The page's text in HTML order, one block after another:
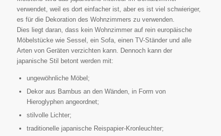
verwendet, weil es dort einfacher ist, aber es ist viel schwieriger,
es für die Dekoration des Wohnzimmers zu verwenden.
Dies liegt daran, dass kein Wohnzimmer auf rein europäische
Möbelstücke wie Sessel, ein Sofa, einen TV-Ständer und alle
Arten von Geräten verzichten kann. Dennoch kann der
japanische Stil betont werden mit:
ungewöhnliche Möbel;
Dekor aus Bambus an den Wänden, in Form von
Hieroglyphen angeordnet;
stilvolle Lichter;
traditionelle japanische Reispapier-Kronleuchter;